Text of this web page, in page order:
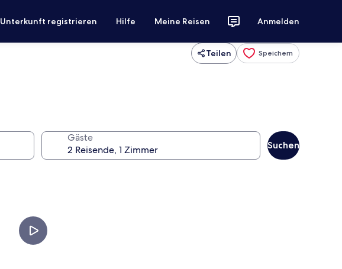
Unterkunft registrieren Hilfe Meine Reisen Anmelden
Teilen Speichern
Gäste
Suchen